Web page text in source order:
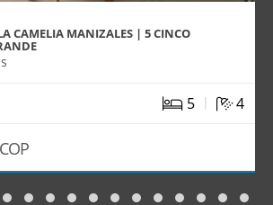
CAMELIA MANIZALES | 5 CINCO
5 | 4
COP